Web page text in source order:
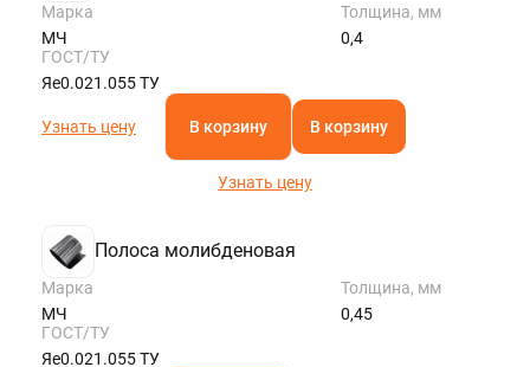
Марка
МЧ
Толщина, мм
0,4
ГОСТ/ТУ
Яе0.021.055 ТУ
Узнать цену В корзину В корзину
Узнать цену
Полоса молибденовая
Марка
МЧ
Толщина, мм
0,45
ГОСТ/ТУ
Яе0.021.055 ТУ